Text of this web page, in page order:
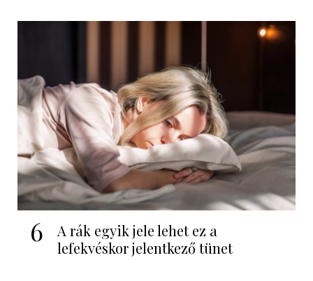
6
A rák egyik jele lehet ez a
lefekvéskor jelentkező tünet